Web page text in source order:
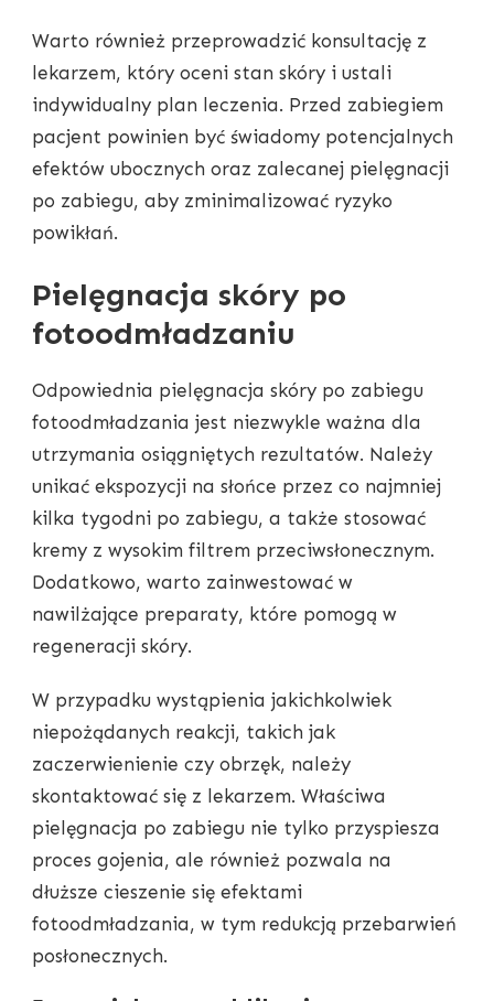
Warto również przeprowadzić konsultację z
lekarzem, który oceni stan skóry i ustali
indywidualny plan leczenia. Przed zabiegiem
pacjent powinien być świadomy potencjalnych
efektów ubocznych oraz zalecanej pielęgnacji
po zabiegu, aby zminimalizować ryzyko
powikłań.
Pielęgnacja skóry po
fotoodmładzaniu
Odpowiednia pielęgnacja skóry po zabiegu
fotoodmładzania jest niezwykle ważna dla
utrzymania osiągniętych rezultatów. Należy
unikać ekspozycji na słońce przez co najmniej
kilka tygodni po zabiegu, a także stosować
kremy z wysokim filtrem przeciwsłonecznym.
Dodatkowo, warto zainwestować w
nawilżające preparaty, które pomogą w
regeneracji skóry.
W przypadku wystąpienia jakichkolwiek
niepożądanych reakcji, takich jak
zaczerwienienie czy obrzęk, należy
skontaktować się z lekarzem. Właściwa
pielęgnacja po zabiegu nie tylko przyspiesza
proces gojenia, ale również pozwala na
dłuższe cieszenie się efektami
fotoodmładzania, w tym redukcją przebarwień
posłonecznych.